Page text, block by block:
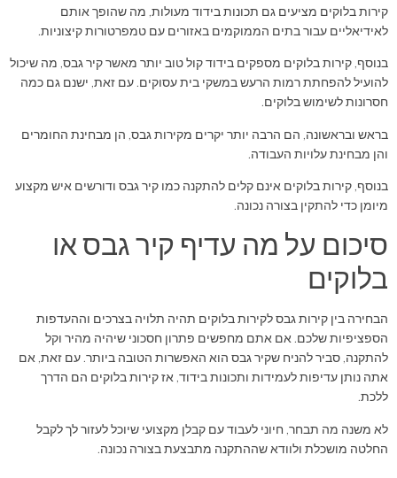
קירות בלוקים מציעים גם תכונות בידוד מעולות, מה שהופך אותם
לאידיאליים עבור בתים הממוקמים באזורים עם טמפרטורות קיצוניות.
בנוסף, קירות בלוקים מספקים בידוד קול טוב יותר מאשר קיר גבס, מה שיכול
להועיל להפחתת רמות הרעש במשקי בית עסוקים. עם זאת, ישנם גם כמה
חסרונות לשימוש בלוקים.
בראש ובראשונה, הם הרבה יותר יקרים מקירות גבס, הן מבחינת החומרים
והן מבחינת עלויות העבודה.
בנוסף, קירות בלוקים אינם קלים להתקנה כמו קיר גבס ודורשים איש מקצוע
מיומן כדי להתקין בצורה נכונה.
סיכום על מה עדיף קיר גבס או
בלוקים
הבחירה בין קירות גבס לקירות בלוקים תהיה תלויה בצרכים וההעדפות
הספציפיות שלכם. אם אתם מחפשים פתרון חסכוני שיהיה מהיר וקל
להתקנה, סביר להניח שקיר גבס הוא האפשרות הטובה ביותר. עם זאת, אם
אתה נותן עדיפות לעמידות ותכונות בידוד, אז קירות בלוקים הם הדרך
ללכת.
לא משנה מה תבחר, חיוני לעבוד עם קבלן מקצועי שיוכל לעזור לך לקבל
החלטה מושכלת ולוודא שההתקנה מתבצעת בצורה נכונה.